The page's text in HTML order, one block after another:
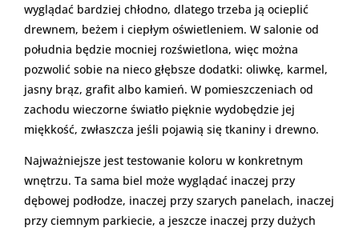
wyglądać bardziej chłodno, dlatego trzeba ją ocieplić
drewnem, beżem i ciepłym oświetleniem. W salonie od
południa będzie mocniej rozświetlona, więc można
pozwolić sobie na nieco głębsze dodatki: oliwkę, karmel,
jasny brąz, grafit albo kamień. W pomieszczeniach od
zachodu wieczorne światło pięknie wydobędzie jej
miękkość, zwłaszcza jeśli pojawią się tkaniny i drewno.
Najważniejsze jest testowanie koloru w konkretnym
wnętrzu. Ta sama biel może wyglądać inaczej przy
dębowej podłodze, inaczej przy szarych panelach, inaczej
przy ciemnym parkiecie, a jeszcze inaczej przy dużych